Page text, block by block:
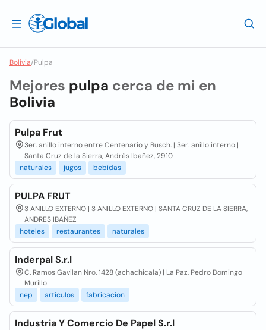
Bolivia/Pulpa
Mejores pulpa cerca de mi en
Bolivia
Pulpa Frut
3er. anillo interno entre Centenario y Busch. | 3er. anillo interno |
Santa Cruz de la Sierra, Andrés Ibañez, 2910
naturales
jugos bebidas
PULPA FRUT
3 ANILLO EXTERNO | 3 ANILLO EXTERNO | SANTA CRUZ DE LA SIERRA,
ANDRES IBAÑEZ
hoteles
restaurantes naturales
Inderpal S.r.l
C. Ramos Gavilan Nro. 1428 (achachicala) | La Paz, Pedro Domingo
Murillo
nep
articulos fabricacion
Industria Y Comercio De Papel S.r.l